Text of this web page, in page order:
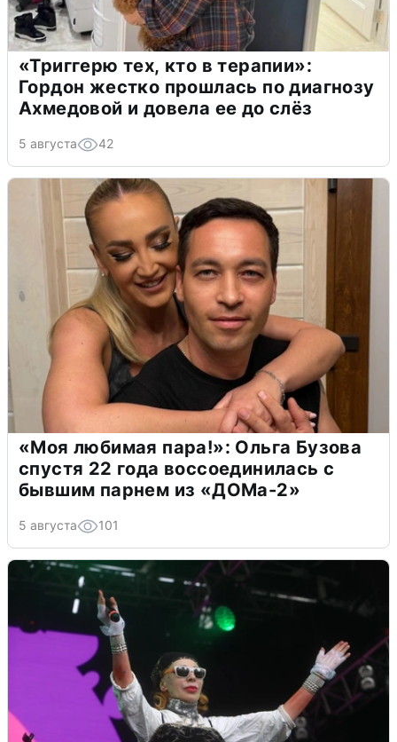
«Триггерю тех, кто в терапии»:
Гордон жестко прошлась по диагнозу
Ахмедовой и довела ее до слёз
5 августа 42
«Моя любимая пара!»: Ольга Бузова
спустя 22 года воссоединилась с
бывшим парнем из «ДОМа-2»
5 августа 101